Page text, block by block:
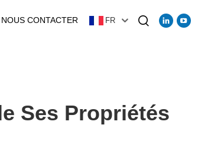
NOUS CONTACTER FR
Ses Propriétés